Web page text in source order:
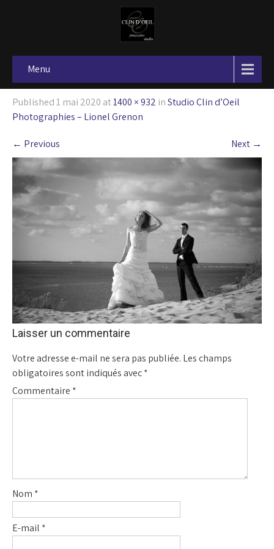
Menu
Published1 mai 2020 at1400 × 932 inStudio Clin d’Oeil
Photographies – Lionel Grenon
← Previous Next →
Laisser un commentaire
Votre adresse e-mail ne sera pas publiée. Les champs
obligatoires sont indiqués avec*
Commentaire *
Nom *
E-mail *